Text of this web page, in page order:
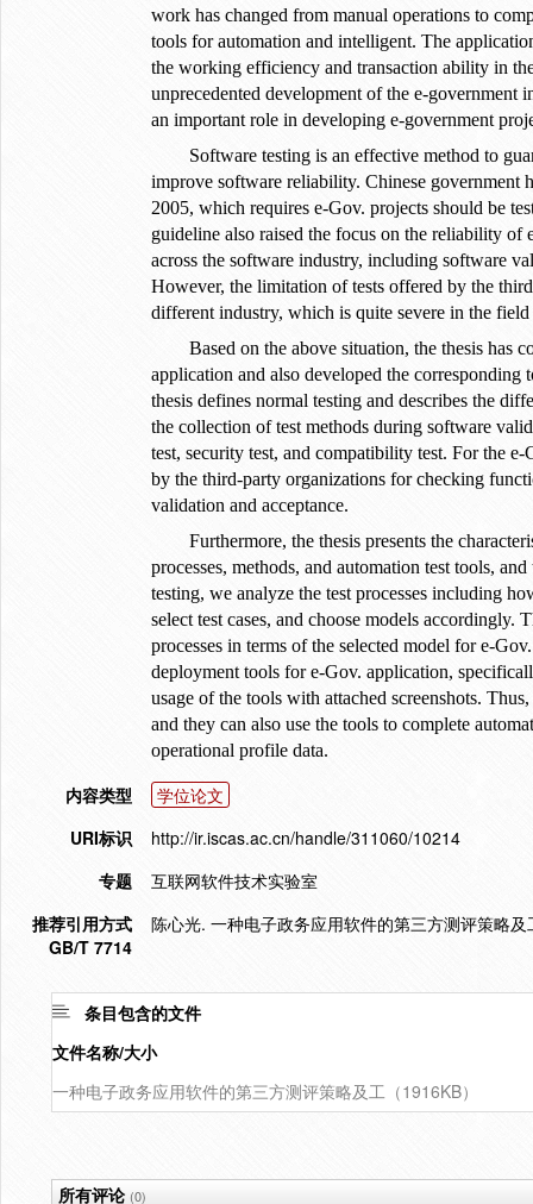
work has changed from manual operations to
tools for automation and intelligent. The
the working efficiency and transaction ability in
unprecedented development of the e-
an important role in developing e-government
Software testing is an effective method to
improve software reliability. Chinese government
2005, which requires e-Gov. projects should be
guideline also raised the focus on the reliability
across the software industry, including software
However, the limitation of tests offered by the
different industry, which is quite severe in the
Based on the above situation, the thesis has
application and also developed the
thesis defines normal testing and describes the
the collection of test methods during software
test, security test, and compatibility test. For the
by the third-party organizations for checking
validation and acceptance.
Furthermore, the thesis presents the
processes, methods, and automation test tools,
testing, we analyze the test processes including
select test cases, and choose models
processes in terms of the selected model for e-
deployment tools for e-Gov. application,
usage of the tools with attached screenshots.
and they can also use the tools to complete
operational profile data.
内容类型
学位论文
URI标识
http://ir.iscas.ac.cn/handle/311060/10214
专题
互联网软件技术实验室
推荐引用方式
GB/T 7714
陈心光. 一种电子政务应用软件的第三方测评策略
条目包含的文件
文件名称/大小
一种电子政务应用软件的第三方测评策略及工（1916KB）
所有评论(0)